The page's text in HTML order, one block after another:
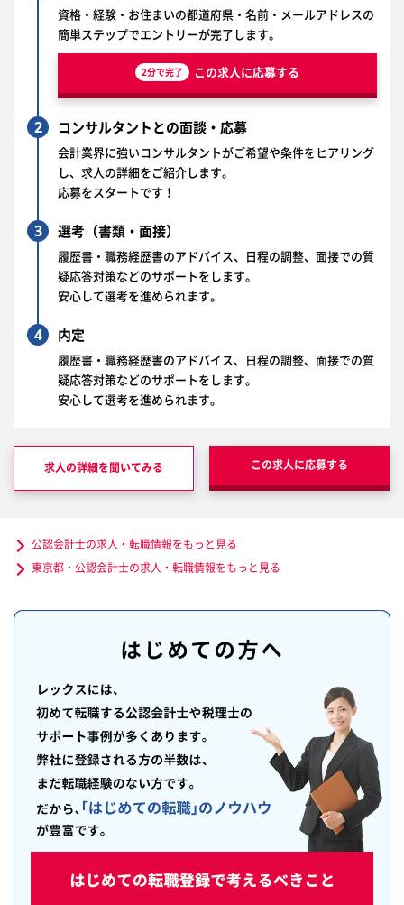
資格・経験・お住まいの都道府県・名前・メールアドレスの
簡単ステップでエントリーが完了します。
2分で完了 この求人に応募する
2 コンサルタントとの面談・応募
会計業界に強いコンサルタントがご希望や条件をヒアリング
し、求人の詳細をご紹介します。
応募をスタートです！
3 選考（書類・面接）
履歴書・職務経歴書のアドバイス、日程の調整、面接での質
疑応答対策などのサポートをします。
安心して選考を進められます。
4 内定
履歴書・職務経歴書のアドバイス、日程の調整、面接での質
疑応答対策などのサポートをします。
安心して選考を進められます。
求人の詳細を聞いてみる この求人に応募する
公認会計士の求人・転職情報をもっと見る
東京都・公認会計士の求人・転職情報をもっと見る